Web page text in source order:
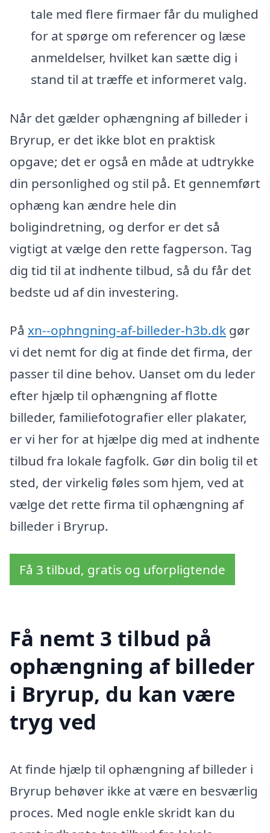
tale med flere firmaer får du mulighed
for at spørge om referencer og læse
anmeldelser, hvilket kan sætte dig i
stand til at træffe et informeret valg.
Når det gælder ophængning af billeder i
Bryrup, er det ikke blot en praktisk
opgave; det er også en måde at udtrykke
din personlighed og stil på. Et gennemført
ophæng kan ændre hele din
boligindretning, og derfor er det så
vigtigt at vælge den rette fagperson. Tag
dig tid til at indhente tilbud, så du får det
bedste ud af din investering.
På xn--ophngning-af-billeder-h3b.dk gør
vi det nemt for dig at finde det firma, der
passer til dine behov. Uanset om du leder
efter hjælp til ophængning af flotte
billeder, familiefotografier eller plakater,
er vi her for at hjælpe dig med at indhente
tilbud fra lokale fagfolk. Gør din bolig til et
sted, der virkelig føles som hjem, ved at
vælge det rette firma til ophængning af
billeder i Bryrup.
Få 3 tilbud, gratis og uforpligtende
Få nemt 3 tilbud på
ophængning af billeder
i Bryrup, du kan være
tryg ved
At finde hjælp til ophængning af billeder i
Bryrup behøver ikke at være en besværlig
proces. Med nogle enkle skridt kan du